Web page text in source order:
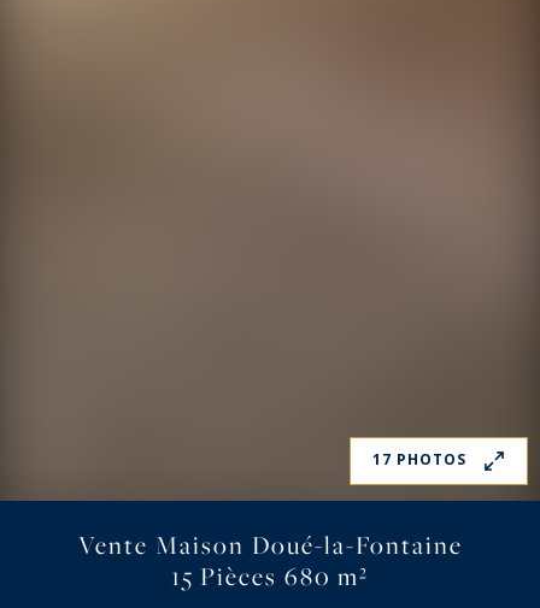
17 PHOTOS
Vente Maison Doué-la-Fontaine
15 Pièces 680 m²